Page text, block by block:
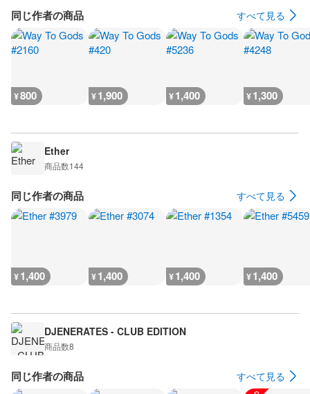
同じ作者の商品 すべて見る
¥800 ¥1,900 ¥1,400 ¥1,300
Ether
商品数144
同じ作者の商品 すべて見る
¥1,400 ¥1,400 ¥1,400 ¥1,400
DJENERATES - CLUB EDITION
商品数8
同じ作者の商品 すべて見る